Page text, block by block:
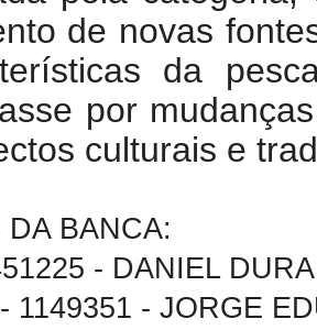
de novas
da
por
culturais e
DA BANCA:
- DANIEL
1149351 - JORGE